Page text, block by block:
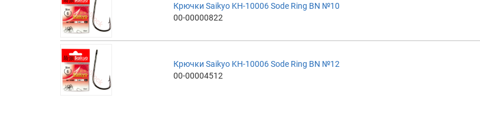
Крючки Saikyo KH-10006 Sode Ring BN №10
00-00000822
Крючки Saikyo KH-10006 Sode Ring BN №12
00-00004512